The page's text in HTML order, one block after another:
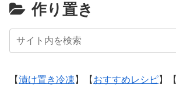
作り置き
【漬け置き冷凍 】【 おすすめレシピ】【